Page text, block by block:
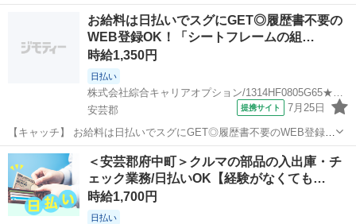
OK！「自動車部品の積み込み/出荷対応」高時給1400円！天神川周
辺！20代～40代のスタッフが多数活躍中★ 【コメント】 製造のお仕
事をお探しにおススメ♪...
仕分け
お給料は日払いでスグにGET◎履歴書不要の
WEB登録OK！「シートフレームの組…
時給1,350円
日払い
株式会社綜合キャリアオプション/1314HF0805G65★67-S
安芸郡
提携サイト 7月25日
【キャッチ】 お給料は日払いでスグにGET◎履歴書不要のWEB登録
OK！「シートフレームの組付け」高時給1350円～1688円！天神川周
辺！20代～40代のスタッフが多数活躍中★ 【コメント】 ＼大手人材
派遣会社で働きませ...
広島 安芸郡 仕分け
＜安芸郡府中町＞クルマの部品の入出庫・チ
ェック業務/日払いOK【経験がなくても…
時給1,700円
日払い